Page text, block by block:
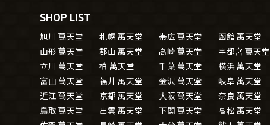
SHOP LIST
旭川 萬天堂 札幌 萬天堂 帯広 萬天堂 函館 萬天堂
山形 萬天堂
郡山 萬天堂 高崎 萬天堂 宇都宮 萬天堂
立川 萬天堂
柏 萬天堂 千葉 萬天堂 横浜 萬天堂
富山 萬天堂
福井 萬天堂 金沢 萬天堂 岐阜 萬天堂
近江 萬天堂
京都 萬天堂 大阪 萬天堂 奈良 萬天堂
鳥取 萬天堂
出雲 萬天堂 下関 萬天堂 高松 萬天堂